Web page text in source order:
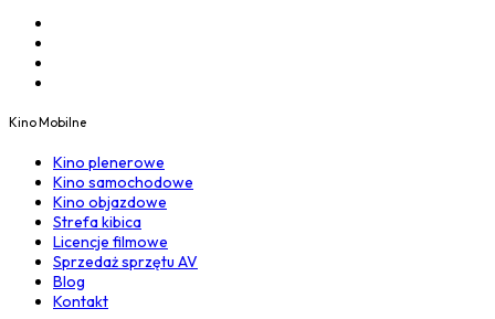
Kino Mobilne
Kino plenerowe
Kino samochodowe
Kino objazdowe
Strefa kibica
Licencje filmowe
Sprzedaż sprzętu AV
Blog
Kontakt